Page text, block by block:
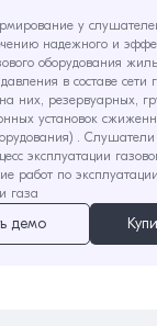
у
надежного и
оборудования
в составе сети
на них, резервуарных,
установок
. Слушатели
эксплуатации
работ по
газа
демо